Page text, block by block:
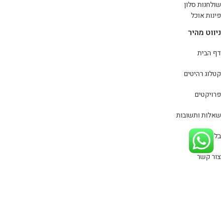
שולחנות סלון
פינות אוכל
ניווט מהיר
דף הבית
קטלוג רהיטים
פרויקטים
שאלות ותשובות
בלוג
צור קשר